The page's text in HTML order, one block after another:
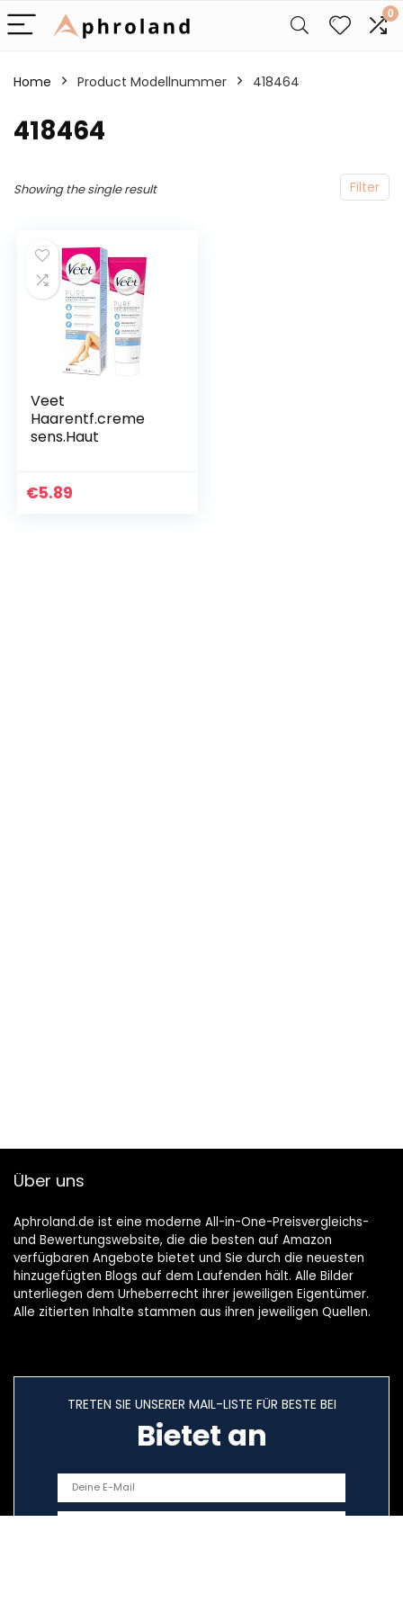
0
Home Product Modellnummer ‎418464
‎418464
Filter
Showing the single result
Veet
Haarentf.creme
sens.Haut
€5.89
Über uns
Aphroland.de ist eine moderne All-in-One-Preisvergleichs-
und Bewertungswebsite, die die besten auf Amazon
verfügbaren Angebote bietet und Sie durch die neuesten
hinzugefügten Blogs auf dem Laufenden hält. Alle Bilder
unterliegen dem Urheberrecht ihrer jeweiligen Eigentümer.
Alle zitierten Inhalte stammen aus ihren jeweiligen Quellen.
TRETEN SIE UNSERER MAIL-LISTE FÜR BESTE BEI
Bietet an